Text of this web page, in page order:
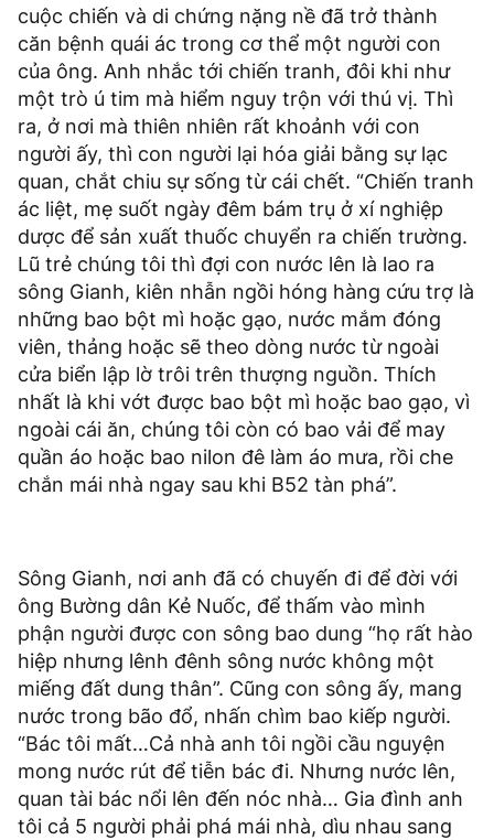
cuộc chiến và di chứng nặng nề đã trở thành
căn bệnh quái ác trong cơ thể một người con
của ông. Anh nhắc tới chiến tranh, đôi khi như
một trò ú tim mà hiểm nguy trộn với thú vị. Thì
ra, ở nơi mà thiên nhiên rất khoảnh với con
người ấy, thì con người lại hóa giải bằng sự lạc
quan, chắt chiu sự sống từ cái chết. “Chiến tranh
ác liệt, mẹ suốt ngày đêm bám trụ ở xí nghiệp
dược để sản xuất thuốc chuyển ra chiến trường.
Lũ trẻ chúng tôi thì đợi con nước lên là lao ra
sông Gianh, kiên nhẫn ngồi hóng hàng cứu trợ là
những bao bột mì hoặc gạo, nước mắm đóng
viên, thảng hoặc sẽ theo dòng nước từ ngoài
cửa biển lập lờ trôi trên thượng nguồn. Thích
nhất là khi vớt được bao bột mì hoặc bao gạo, vì
ngoài cái ăn, chúng tôi còn có bao vải để may
quần áo hoặc bao nilon đê làm áo mưa, rồi che
chắn mái nhà ngay sau khi B52 tàn phá”.
Sông Gianh, nơi anh đã có chuyến đi để đời với
ông Bường dân Kẻ Nuốc, để thấm vào mình
phận người được con sông bao dung “họ rất hào
hiệp nhưng lênh đênh sông nước không một
miếng đất dung thân”. Cũng con sông ấy, mang
nước trong bão đổ, nhấn chìm bao kiếp người.
“Bác tôi mất…Cả nhà anh tôi ngồi cầu nguyện
mong nước rút để tiễn bác đi. Nhưng nước lên,
quan tài bác nổi lên đến nóc nhà… Gia đình anh
tôi cả 5 người phải phá mái nhà, dìu nhau sang